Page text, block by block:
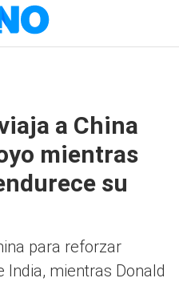
a China
mientras
su
para reforzar
India, mientras Donald